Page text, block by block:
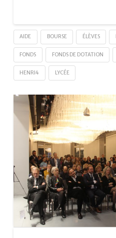
AIDE BOURSE ÉLÈVES
FONDS FONDS DE DOTATION
HENRI4 LYCÉE